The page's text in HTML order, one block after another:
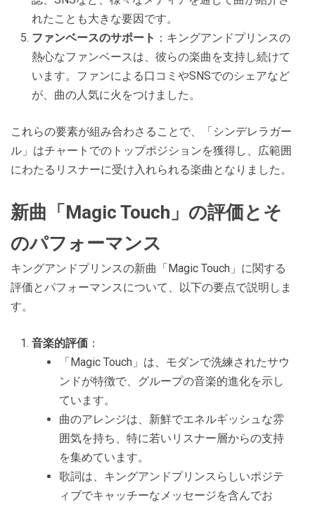
れたことも大きな要因です。
ファンベースのサポート ：キングアンドプリンスの
熱心なファンベースは、彼らの楽曲を支持し続けて
います。ファンによる口コミやSNSでのシェアなど
が、曲の人気に火をつけました。
これらの要素が組み合わさることで、「シンデレラガー
ル」はチャートでのトップポジションを獲得し、広範囲
にわたるリスナーに受け入れられる楽曲となりました。
新曲「Magic Touch」の評価とそ
のパフォーマンス
キングアンドプリンスの新曲「Magic Touch」に関する
評価とパフォーマンスについて、以下の要点で説明しま
す。
音楽的評価 ：
「Magic Touch」は、モダンで洗練されたサウ
ンドが特徴で、グループの音楽的進化を示し
ています。
曲のアレンジは、新鮮でエネルギッシュな雰
囲気を持ち、特に若いリスナー層からの支持
を集めています。
歌詞は、キングアンドプリンスらしいポジテ
ィブでキャッチーなメッセージを含んでお